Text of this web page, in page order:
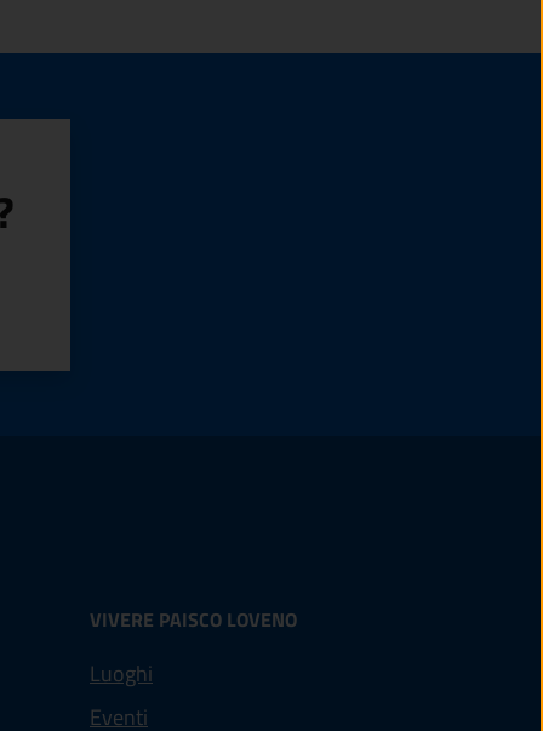
VIVERE PAISCO LOVENO
Luoghi
Eventi